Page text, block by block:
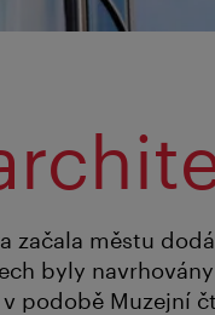
začala městu
byly
podobě Muzejní